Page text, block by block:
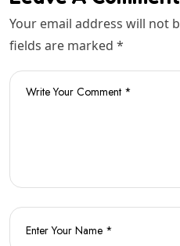
Your email address will not
fields are marked *